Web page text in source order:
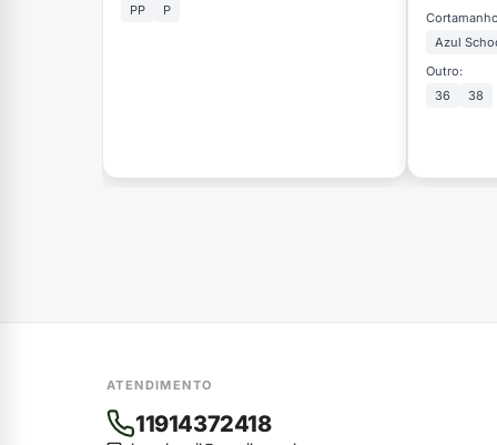
PP
P
Azul
Outro:
36
38
ATENDIMENTO
11914372418